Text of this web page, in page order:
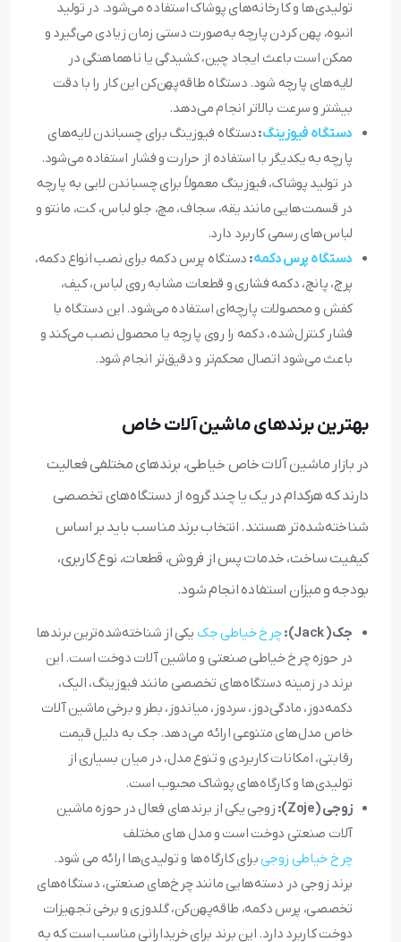
تولیدی‌ها و کارخانه‌های پوشاک استفاده می‌شود. در تولید
انبوه، پهن کردن پارچه به‌صورت دستی زمان زیادی می‌گیرد و
ممکن است باعث ایجاد چین، کشیدگی یا ناهماهنگی در
لایه‌های پارچه شود. دستگاه طاقه‌پهن‌کن این کار را با دقت
بیشتر و سرعت بالاتر انجام می‌دهد.
دستگاه فیوزینگ:دستگاه فیوزینگ برای چسباندن لایه‌های
پارچه به یکدیگر با استفاده از حرارت و فشار استفاده می‌شود.
در تولید پوشاک، فیوزینگ معمولاً برای چسباندن لایی به پارچه
در قسمت‌هایی مانند یقه، سجاف، مچ، جلو لباس، کت، مانتو و
لباس‌های رسمی کاربرد دارد.
دستگاه پرس دکمه: دستگاه پرس دکمه برای نصب انواع دکمه،
پرچ، پانچ، دکمه فشاری و قطعات مشابه روی لباس، کیف،
کفش و محصولات پارچه‌ای استفاده می‌شود. این دستگاه با
فشار کنترل‌شده، دکمه را روی پارچه یا محصول نصب می‌کند و
باعث می‌شود اتصال محکم‌تر و دقیق‌تر انجام شود.
بهترین برندهای ماشین آلات خاص
در بازار ماشین آلات خاص خیاطی، برندهای مختلفی فعالیت
دارند که هرکدام در یک یا چند گروه از دستگاه‌های تخصصی
شناخته‌شده‌تر هستند. انتخاب برند مناسب باید بر اساس
کیفیت ساخت، خدمات پس از فروش، قطعات، نوع کاربری،
بودجه و میزان استفاده انجام شود.
جک( Jack): چرخ خیاطی جک یکی از شناخته‌شده‌ترین برندها
در حوزه چرخ خیاطی صنعتی و ماشین آلات دوخت است. این
برند در زمینه دستگاه‌های تخصصی مانند فیوزینگ، الیک،
دکمه‌دوز، مادگی‌دوز، سردوز، میاندوز، بطر و برخی ماشین آلات
خاص مدل‌های متنوعی ارائه می‌دهد. جک به دلیل قیمت
رقابتی، امکانات کاربردی و تنوع مدل، در میان بسیاری از
تولیدی‌ها و کارگاه‌های پوشاک محبوب است.
زوجی (Zoje):
زوجی یکی از برندهای فعال در حوزه ماشین
آلات صنعتی دوخت است و مدل‌ های مختلف
چرخ خیاطی زوجیبرای کارگاه‌ها و تولیدی‌ها ارائه می‌ شود.
برند زوجی در دسته‌هایی مانند چرخ‌های صنعتی، دستگاه‌های
تخصصی، پرس دکمه، طاقه‌پهن‌کن، گلدوزی و برخی تجهیزات
دوخت کاربرد دارد. این برند برای خریدارانی مناسب است که به